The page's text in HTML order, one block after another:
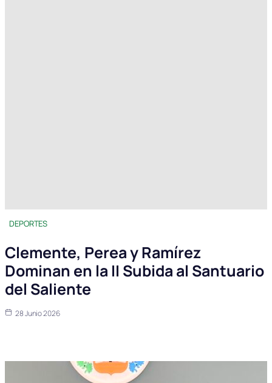
DEPORTES
Clemente, Perea y Ramírez
Dominan en la II Subida al Santuario
del Saliente
28 Junio 2026